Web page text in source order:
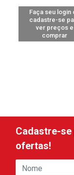
Faça seu login
cadastre-se
ver preços e
comprar
Cadastre-
ofertas!